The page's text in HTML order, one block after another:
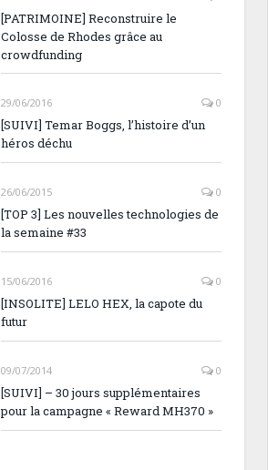
[PATRIMOINE] Reconstruire le
Colosse de Rhodes grâce au
crowdfunding
29/06/2016 0
[SUIVI] Temar Boggs, l’histoire d’un
héros déchu
26/06/2015 0
[TOP 3] Les nouvelles technologies de
la semaine #33
15/06/2016 0
[INSOLITE] LELO HEX, la capote du
futur
09/07/2014 0
[SUIVI] – 30 jours supplémentaires
pour la campagne « Reward MH370 »